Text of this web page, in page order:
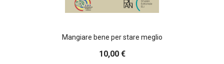
Mangiare bene per stare meglio
10,00 €